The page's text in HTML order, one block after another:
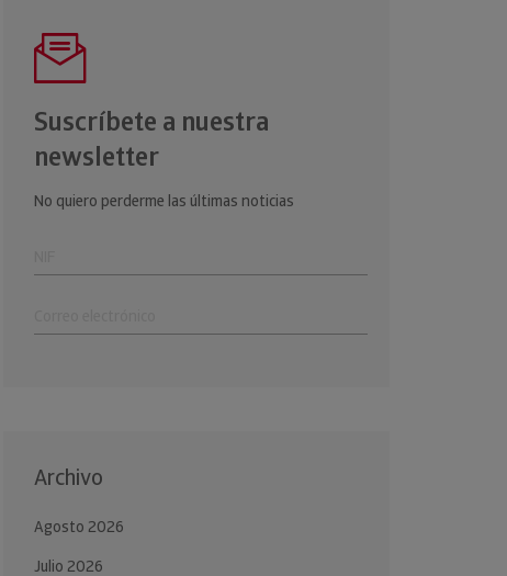
Suscríbete a nuestra
newsletter
No quiero perderme las últimas noticias
Archivo
Agosto 2026
Julio 2026